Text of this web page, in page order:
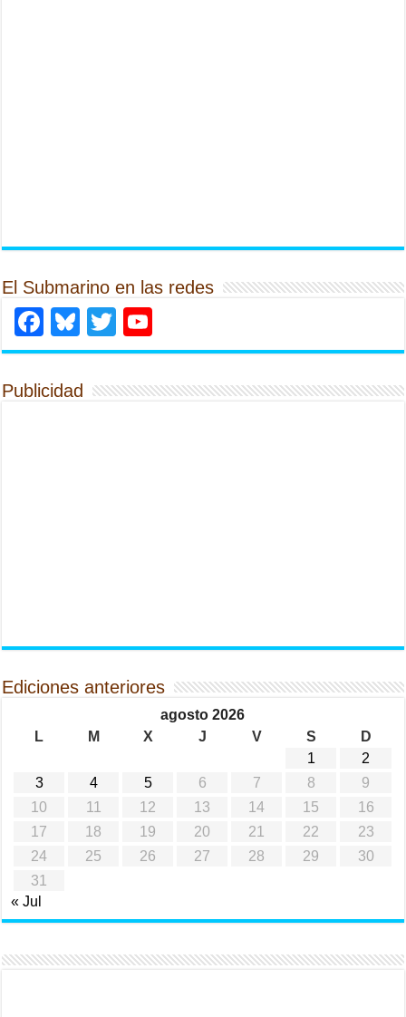
El Submarino en las redes
Facebook
Bluesky
Twitter
Publicidad
Ediciones anteriores
agosto 2026
L
M X J V S
D
1
2
3
4 5 6 7 8
9
10
11 12 13 14 15
16
17
18 19 20 21 22
23
24
25 26 27 28 29
30
31
« Jul